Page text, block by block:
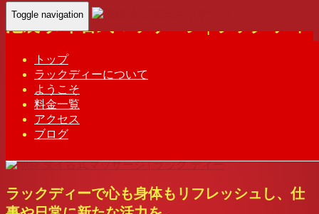
Toggle navigation
トップ
ラックディーについて
ようこそ
料金一覧
アクセス
ブログ
池袋 タイ古式マッサージ | ラック ディ
gina
2025年2月1日
アロマオイルマッサージ
ラックス効果
ラックディーで心も身体もリフレッシュし、仕